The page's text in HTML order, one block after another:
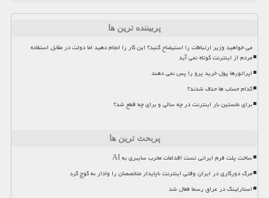
پربیننده ترین ها
می خواهید وزیر ارتباطات را استیضاح کنید؟ این کار را انجام دهید اما دولت در مقابل استفاده
مردم از اینترنت کوتاه نمی آید
اپراتورها پول خرید پرو را پس نمی دهند
کدام حساب ها حذف شدند؟
برای نخستین بار اینترنت در چه سالی و برای چه قطع شد؟
پربحث ترین ها
ساخت پلت فرم ایرانی تست اقدامات مخرب سایبری به AI
مرگ دورکاری در ایران وقتی اینترنت ناپایدار متخصصان را وادار به کوچ کرد
استارلینک در عراق رسما فعال شد